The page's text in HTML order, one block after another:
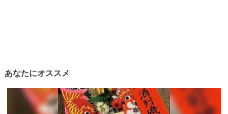
あなたにオススメ